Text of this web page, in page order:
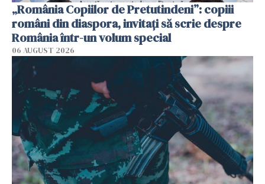
„România Copiilor de Pretutindeni”: copiii
români din diaspora, invitați să scrie despre
România într-un volum special
06 AUGUST 2026